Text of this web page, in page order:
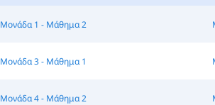
Μονάδα 1 - Μάθημα 2
Μονάδα 3 - Μάθημα 1
Μονάδα 4 - Μάθημα 2